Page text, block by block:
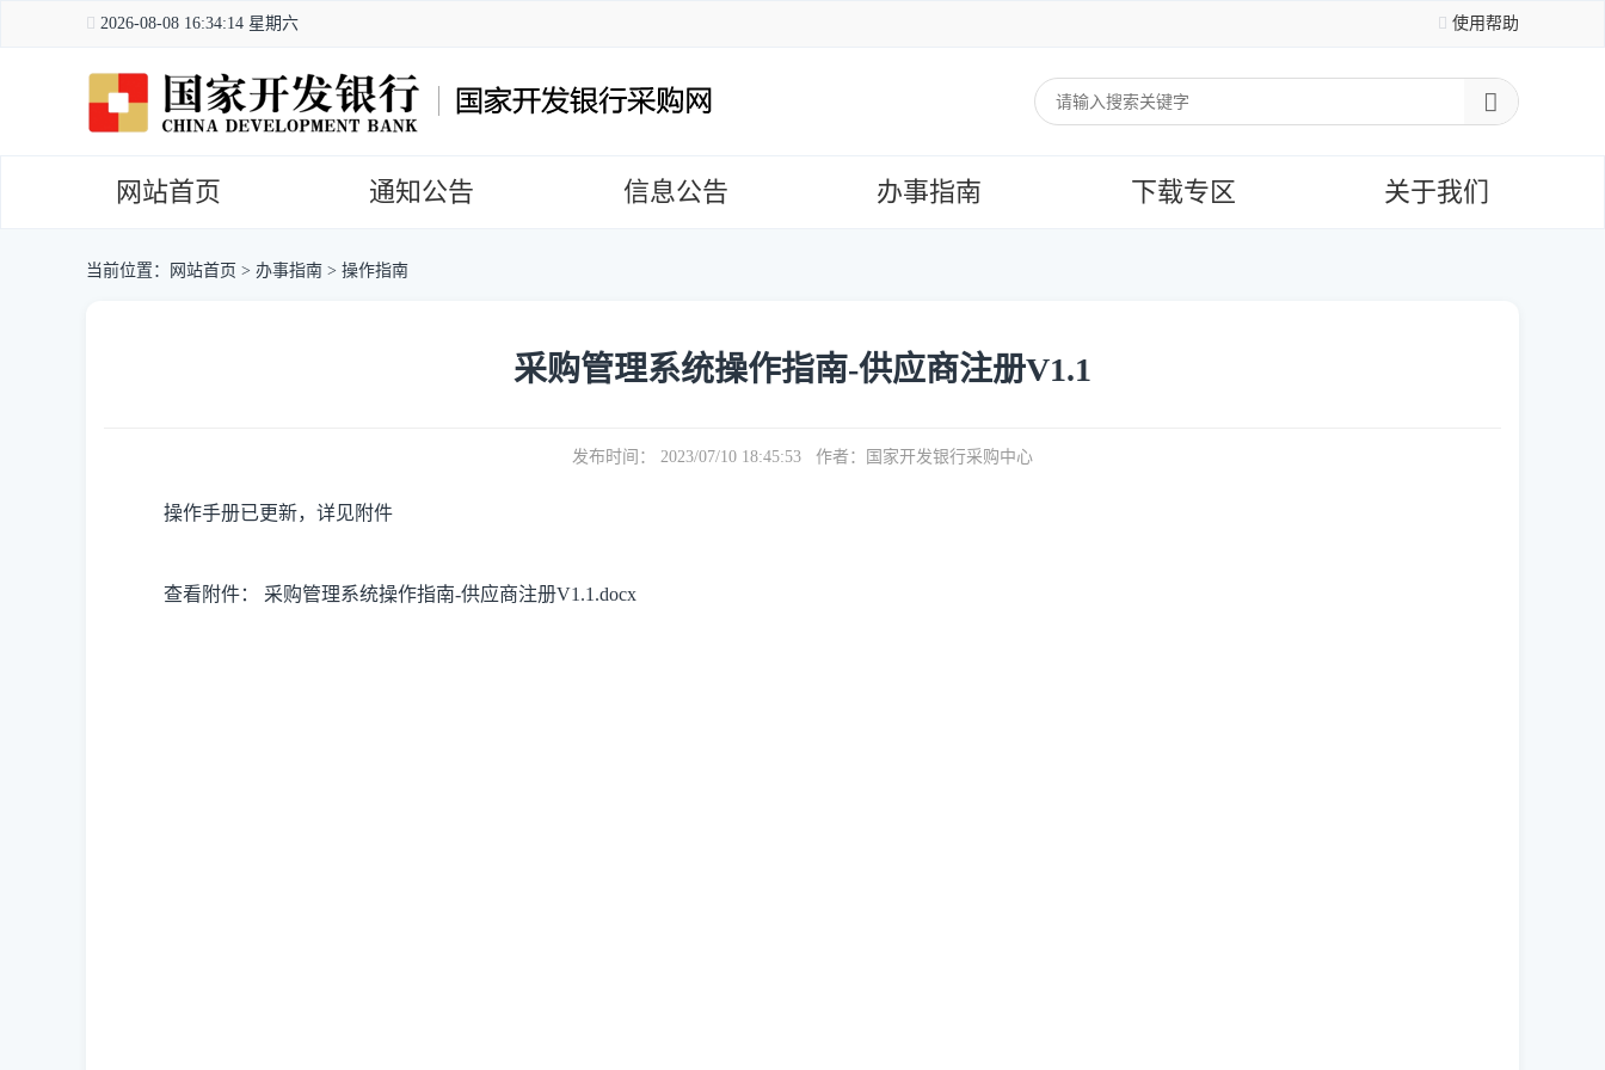
2026-08-08 16:34:15 星期六 使用帮助
网站首页 通知公告 信息公告 办事指南 下载专区 关于我们
当前位置： 网站首页 > 办事指南 > 操作指南
采购管理系统操作指南-供应商注册V1.1
发布时间： 2023/07/10 18:45:53 作者：国家开发银行采购中心
操作手册已更新，详见附件
查看附件： 采购管理系统操作指南-供应商注册V1.1.docx